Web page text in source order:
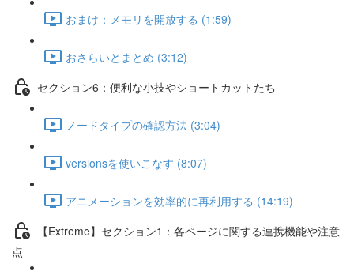
おまけ：メモリを開放する (1:59)
おさらいとまとめ (3:12)
セクション6：便利な小技やショートカットたち
ノードタイプの確認方法 (3:04)
versionsを使いこなす (8:07)
アニメーションを効率的に再利用する (14:19)
【Extreme】セクション1：各ページに関する連携機能や注意
点